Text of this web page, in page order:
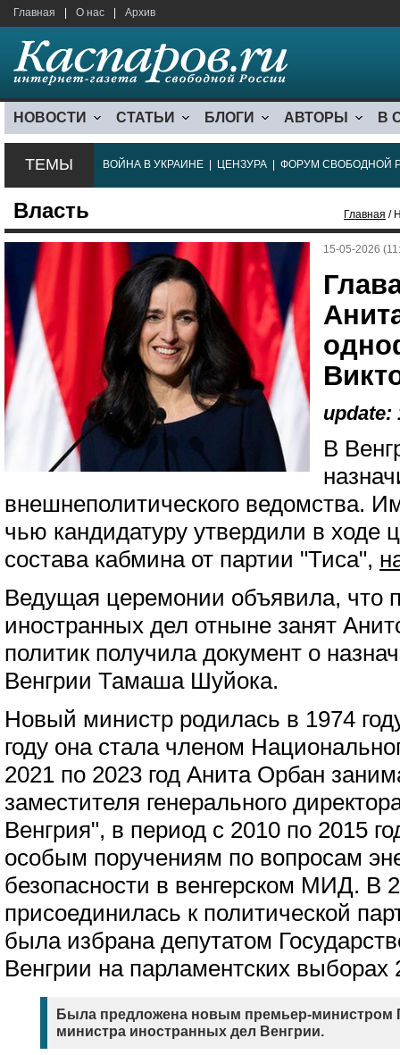
Главная О нас Архив
НОВОСТИ СТАТЬИ БЛОГИ АВТОРЫ В
ТЕМЫ ВОЙНА В УКРАИНЕ ЦЕНЗУРА ФОРУМ СВОБОДНОЙ
Власть Главная /
15-05-2026
update:
В
внешнеполитического ведомства.
чью кандидатуру утвердили в ходе
состава кабмина от партии "Тиса",
Ведущая церемонии объявила, что
иностранных дел отныне занят
политик получила документ о
Венгрии Тамаша Шуйока.
Новый министр родилась в 1974
году она стала членом
2021 по 2023 год Анита Орбан
заместителя генерального
Венгрия", в период с 2010 по 2015
особым поручениям по вопросам
безопасности в венгерском МИД. В
присоединилась к политической
была избрана депутатом
Венгрии на парламентских выборах
Была предложена новым премьер-министром
министра иностранных дел Венгрии.